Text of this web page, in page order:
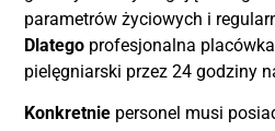
parametrów życiowych i
Dlatego profesjonalna
pielęgniarski przez 24 godziny
Konkretnie personel musi